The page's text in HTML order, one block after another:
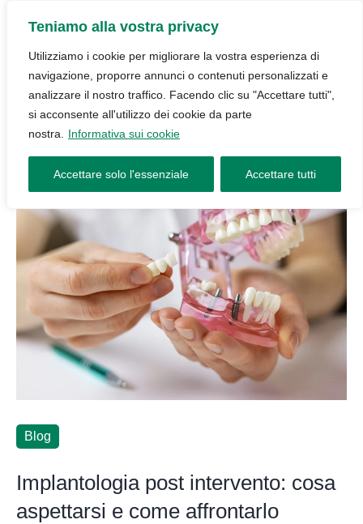
Teniamo alla vostra privacy
Utilizziamo i cookie per migliorare la vostra esperienza di
navigazione, proporre annunci o contenuti personalizzati e
analizzare il nostro traffico. Facendo clic su "Accettare tutti",
si acconsente all'utilizzo dei cookie da parte
nostra.
Informativa sui cookie
Accettare solo l'essenziale Accettare tutti
Blog
Implantologia post intervento: cosa
aspettarsi e come affrontarlo